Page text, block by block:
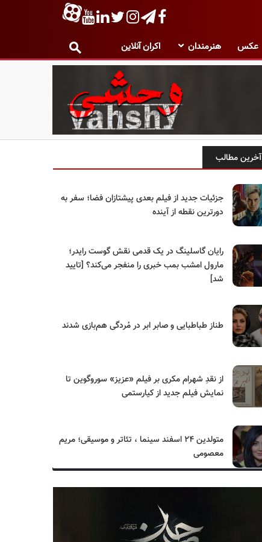
عکس هنرمندان اکران آنلاین
آخرین مطالب
جزئیات جدید از فیلم بعدی پیشتازان فضا؛ سفر به
دورترین نقطه از آینده
رایان گاسلینگ در یک قدمی نقش گوست رایدر؛
مارول امشب بمب خبری را منفجر می‌کند؟ [تایید
شد]
طناز طباطبایی و صابر ابر در مُردگی هم‌بازی شدند
از نقدِ شهرام مکری بر فیلم «عزیز» سوروگوین تا
نمایش فیلم جدید از کیارستمی
متولدین ۲۴ اسفند سینما ، تئاتر و موسیقی؛ مریم
معصومی